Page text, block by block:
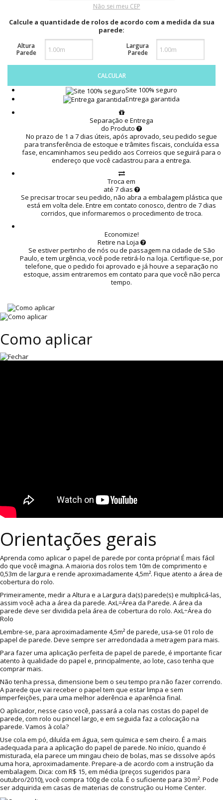
Não sei meu CEP
Calcule a quantidade de rolos de acordo com a medida da sua
parede:
Altura
Parede
Largura
Parede
CALCULAR
Site 100% seguro
Entrega garantida
Separação e Entrega
do Produto
No prazo de 1 a 7 dias úteis, após aprovado, seu pedido segue
para transferência de estoque e trâmites fiscais, concluída essa
fase, encaminhamos seu pedido aos Correios que seguirá para o
endereço que você cadastrou para a entrega.
Troca em
até 7 dias
Se precisar trocar seu pedido, não abra a embalagem plástica que
está em volta dele. Entre em contato conosco, dentro de 7 dias
corridos, que informaremos o procedimento de troca.
Economize!
Retire na Loja
Se estiver pertinho de nós ou de passagem na cidade de São
Paulo, e tem urgência, você pode retirá-lo na loja. Certifique-se, por
telefone, que o pedido foi aprovado e já houve a separação no
estoque, assim entraremos em contato para que você não perca
tempo.
Como aplicar
Orientações gerais
Aprenda como aplicar o papel de parede por conta própria! É mais fácil
do que você imagina. A maioria dos rolos tem 10m de comprimento e
0,53m de largura e rende aproximadamente 4,5m². Fique atento a área de
cobertura do rolo.
Primeiramente, medir a Altura e a Largura da(s) parede(s) e multiplicá-las,
assim você acha a área da parede. AxL=Área da Parede. A área da
parede deve ser dividida pela área de cobertura do rolo. AxL÷Área do
Rolo
Lembre-se, para aproximadamente 4,5m² de parede, usa-se 01 rolo de
papel de parede. Deve sempre ser arredondada a metragem para mais.
Para fazer uma aplicação perfeita de papel de parede, é importante ficar
atento à qualidade do papel e, principalmente, ao lote, caso tenha que
comprar mais.
Não tenha pressa, dimensione bem o seu tempo pra não fazer correndo.
A parede que vai receber o papel tem que estar limpa e sem
imperfeições, para uma melhor aderência e aparência final.
O aplicador, nesse caso você, passará a cola nas costas do papel de
parede, com rolo ou pincel largo, e em seguida faz a colocação na
parede. Vamos à cola?
Use cola em pó, diluída em água, sem química e sem cheiro. É a mais
adequada para a aplicação do papel de parede. No início, quando é
misturada, ela parece um mingau cheio de bolas, mas se dissolve após
uma hora, aproximadamente. Prepare-a de acordo com a instrução da
embalagem. Dica: com R$ 15, em média (preços sugeridos para
outubro/2010), você compra 100g de cola. É o suficiente para 30 m². Pode
ser adquirida em casas de materias de construção ou Home Center.